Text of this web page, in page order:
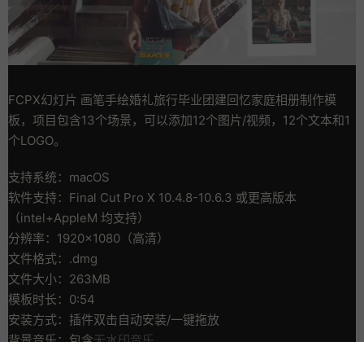
FCPX幻灯片 画笔手绘婚礼旅行毕业团建回忆家庭相册制作模
板，项目包含13个场景，可以添加12个图片/视频，12个文本和1
个LOGO。
支持系统：macOS
软件支持：Final Cut Pro X 10.4.8-10.6.3 或更高版本
（intel+AppleM 均支持）
分辨率：1920×1080（高清）
文件格式：.dmg
文件大小：263MB
模板时长：0:54
安装方式：插件双击自动安装/一键拖放